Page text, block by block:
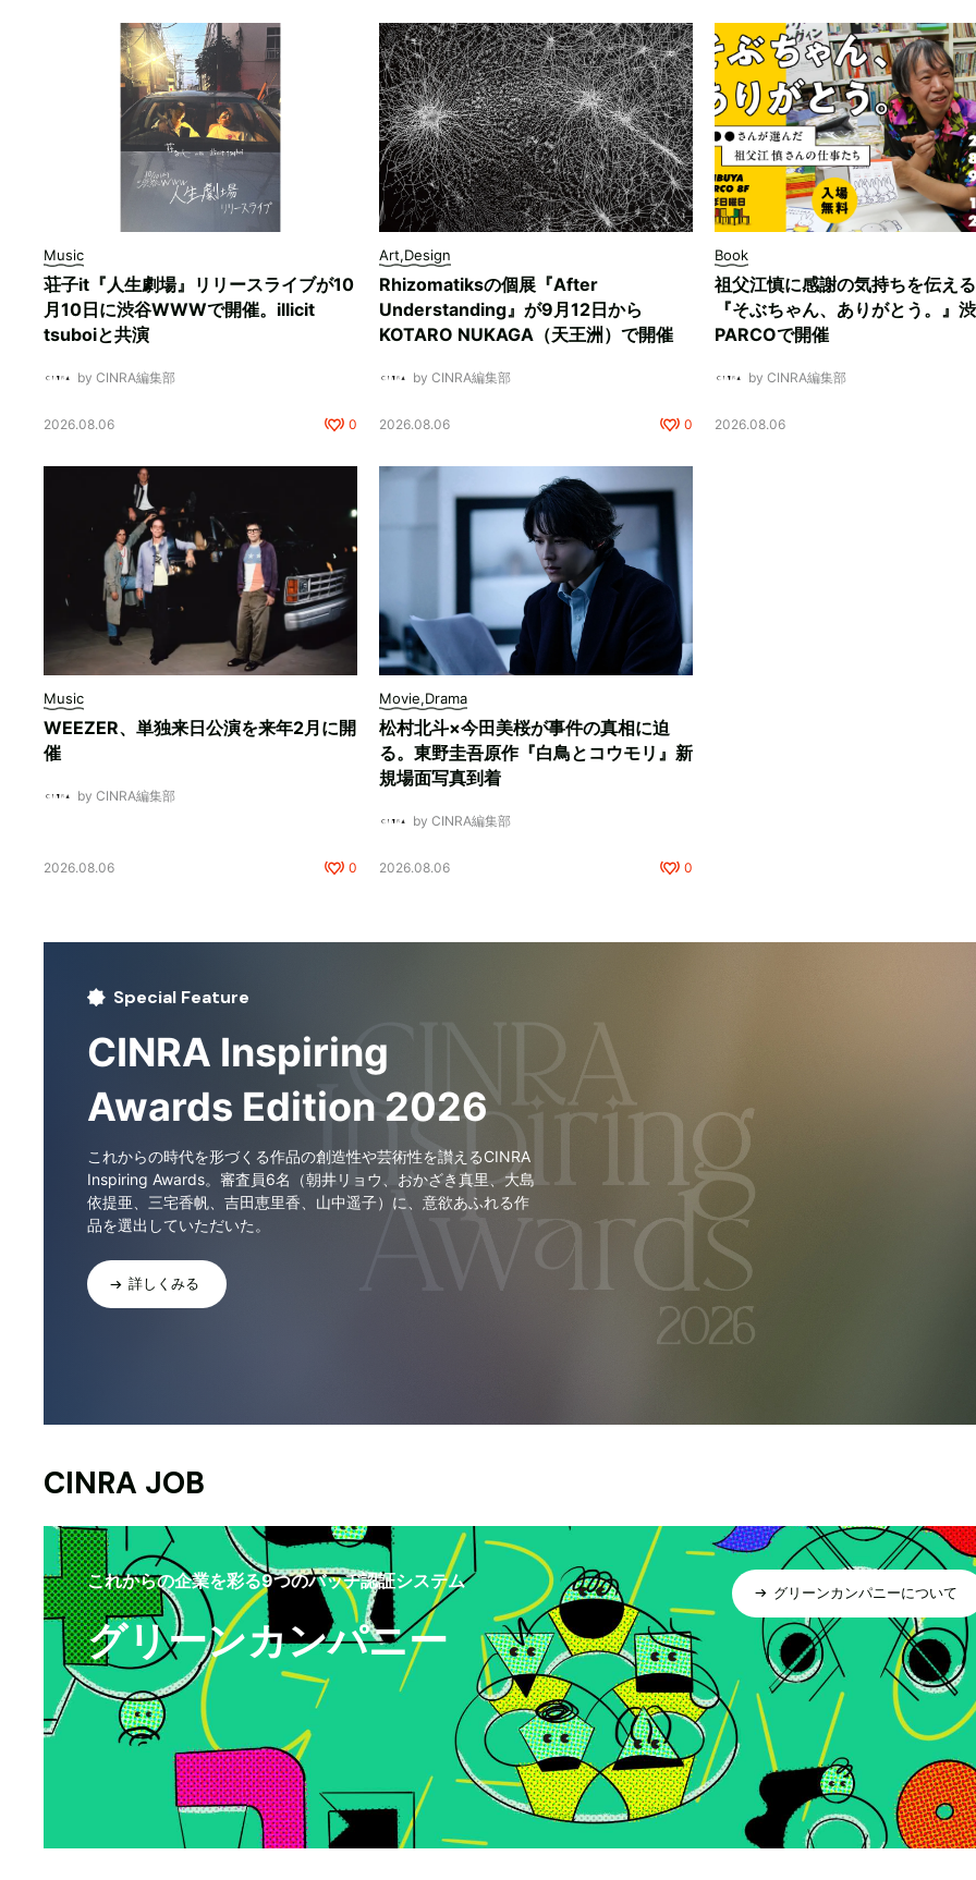
Music
荘子it『人生劇場』リリースライブが10
月10日に渋谷WWWで開催。illicit
tsuboiと共演
by CINRA編集部
2026.08.06 0
Art,Design
Rhizomatiksの個展『After
Understanding』が9月12日から
KOTARO NUKAGA（天王洲）で開催
by CINRA編集部
2026.08.06 0
Book
祖父江慎に感謝の気持ちを伝え
『そぶちゃん、ありがとう。』
PARCOで開催
by CINRA編集部
2026.08.06
Music
WEEZER、単独来日公演を来年2月に開
催
by CINRA編集部
2026.08.06 0
Movie,Drama
松村北斗×今田美桜が事件の真相に迫
る。東野圭吾原作『白鳥とコウモリ』新
規場面写真到着
by CINRA編集部
2026.08.06 0
Special Feature
CINRA Inspiring
Awards Edition 2026
これからの時代を形づくる作品の創造性や芸術性を讃えるCINRA
Inspiring Awards。審査員6名（朝井リョウ、おかざき真里、大島
依提亜、三宅香帆、吉田恵里香、山中遥子）に、意欲あふれる作
品を選出していただいた。
詳しくみる
CINRA JOB
これからの企業を彩る9つのバッヂ認証システム
グリーンカンパニー
グリーンカンパニーについて